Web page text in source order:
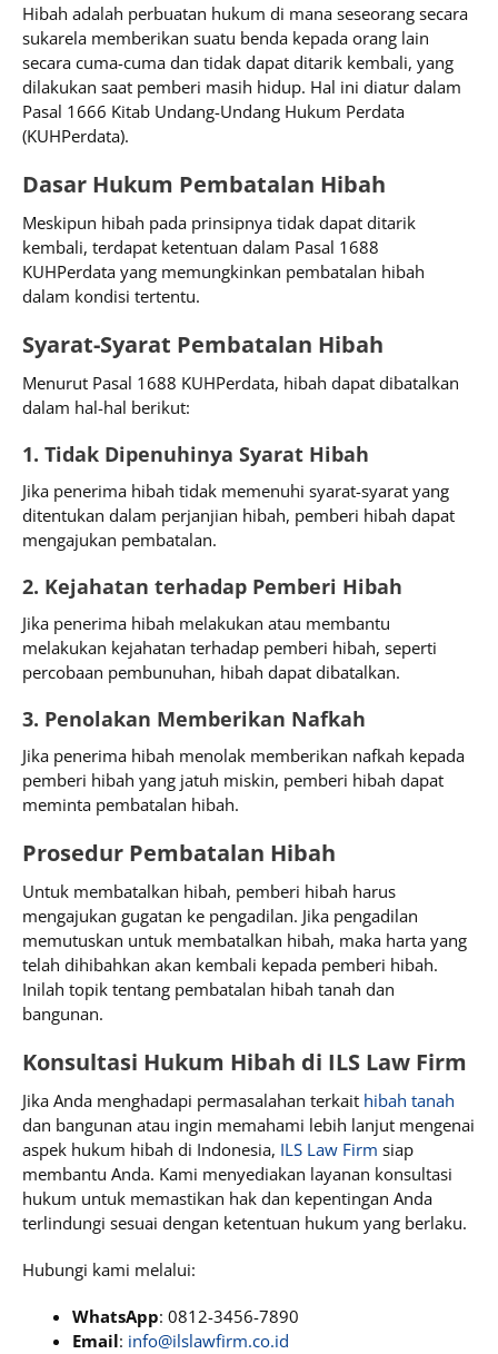
Hibah adalah perbuatan hukum di mana seseorang secara
sukarela memberikan suatu benda kepada orang lain
secara cuma-cuma dan tidak dapat ditarik kembali, yang
dilakukan saat pemberi masih hidup. Hal ini diatur dalam
Pasal 1666 Kitab Undang-Undang Hukum Perdata
(KUHPerdata).
Dasar Hukum Pembatalan Hibah
Meskipun hibah pada prinsipnya tidak dapat ditarik
kembali, terdapat ketentuan dalam Pasal 1688
KUHPerdata yang memungkinkan pembatalan hibah
dalam kondisi tertentu.
Syarat-Syarat Pembatalan Hibah
Menurut Pasal 1688 KUHPerdata, hibah dapat dibatalkan
dalam hal-hal berikut:
1. Tidak Dipenuhinya Syarat Hibah
Jika penerima hibah tidak memenuhi syarat-syarat yang
ditentukan dalam perjanjian hibah, pemberi hibah dapat
mengajukan pembatalan.
2. Kejahatan terhadap Pemberi Hibah
Jika penerima hibah melakukan atau membantu
melakukan kejahatan terhadap pemberi hibah, seperti
percobaan pembunuhan, hibah dapat dibatalkan.
3. Penolakan Memberikan Nafkah
Jika penerima hibah menolak memberikan nafkah kepada
pemberi hibah yang jatuh miskin, pemberi hibah dapat
meminta pembatalan hibah.
Prosedur Pembatalan Hibah
Untuk membatalkan hibah, pemberi hibah harus
mengajukan gugatan ke pengadilan. Jika pengadilan
memutuskan untuk membatalkan hibah, maka harta yang
telah dihibahkan akan kembali kepada pemberi hibah.
Inilah topik tentang pembatalan hibah tanah dan
bangunan.
Konsultasi Hukum Hibah di ILS Law Firm
Jika Anda menghadapi permasalahan terkait hibah tanah
dan bangunan atau ingin memahami lebih lanjut mengenai
aspek hukum hibah di Indonesia, ILS Law Firm siap
membantu Anda. Kami menyediakan layanan konsultasi
hukum untuk memastikan hak dan kepentingan Anda
terlindungi sesuai dengan ketentuan hukum yang berlaku.
Hubungi kami melalui:
WhatsApp: 0812-3456-7890
Email: info@ilslawfirm.co.id